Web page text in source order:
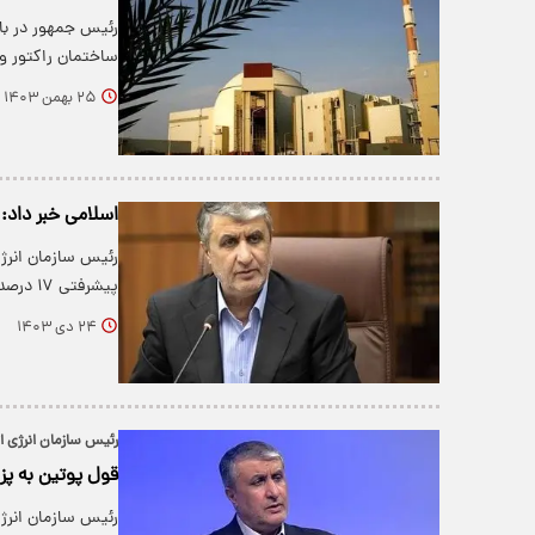
رئیس جمهور در
ساختمان راکتور
۲۵ بهمن ۱۴۰۳
اسلامی خبر داد: هدف‌گذاری ۲۰ هزار
رئیس سازمان
پیشرفتی ۱۷ درصدی در حال ساخت هستند.
۲۴ دی ۱۴۰۳
رئیس سازمان انرژی
قول پوتین به پزشکیان
رئیس سازمان